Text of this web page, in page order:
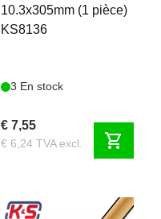
10.3x305mm (1 pièce)
KS8136
3 En stock
€ 7,55
€ 6,24 TVA excl. shopping_cart